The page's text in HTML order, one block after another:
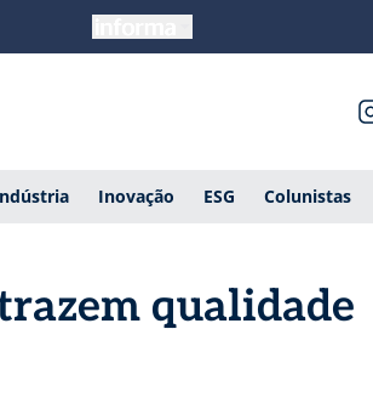
Inovação ESG Colunistas
qualidade